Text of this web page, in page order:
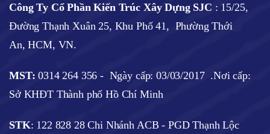
Công Ty Cổ Phần Kiến Trúc Xây Dựng SJC : 15/25,
Đường Thạnh Xuân 25, Khu Phố 41, Phường Thới
An, HCM, VN.
MST:0314 264 356 - Ngày cấp: 03/03/2017 .Nơi cấp:
Sở KHĐT Thành phố Hồ Chí Minh
STK: 122 828 28 Chi Nhánh ACB - PGD Thạnh Lộc